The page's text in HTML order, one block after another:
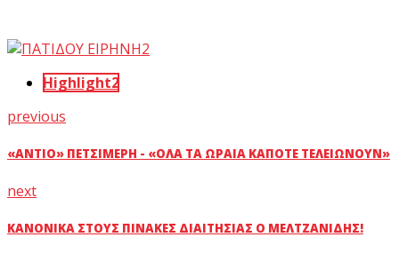
Highlight2
previous
«ΑΝΤΊΟ» ΠΕΤΣΙΜΈΡΗ - «ΌΛΑ ΤΑ ΩΡΑΊΑ ΚΆΠΟΤΕ ΤΕΛΕΙΏΝΟΥΝ»
next
ΚΑΝΟΝΙΚΆ ΣΤΟΥΣ ΠΊΝΑΚΕΣ ΔΙΑΙΤΗΣΊΑΣ Ο ΜΕΛΤΖΑΝΊΔΗΣ!